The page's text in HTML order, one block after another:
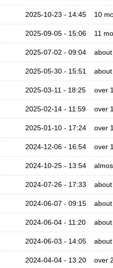
2025-10-23 - 14:45 10
2025-09-05 - 15:06 11
2025-07-02 - 09:04
2025-05-30 - 15:51
2025-03-11 - 18:25 over
2025-02-14 - 11:59 over
2025-01-10 - 17:24 over
2024-12-06 - 16:54 over
2024-10-25 - 13:54
2024-07-26 - 17:33
2024-06-07 - 09:15
2024-06-04 - 11:20
2024-06-03 - 14:05
2024-04-04 - 13:20 over